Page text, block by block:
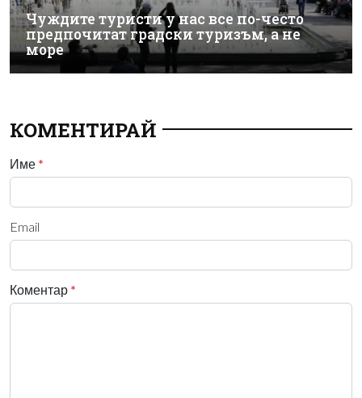
Чуждите туристи у нас все по-често
предпочитат градски туризъм, а не
море
КОМЕНТИРАЙ
Име *
Email
Коментар *